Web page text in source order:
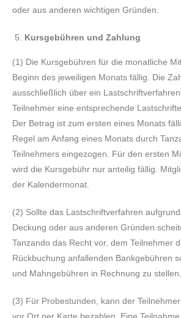
oder aus anderen wichtigen Gründen.
Kursgebühren und Zahlung
(1) Die Kursgebühren für die monatliche
Beginn des jeweiligen Monats fällig. Die
ausschließlich über ein
Teilnehmer eine entsprechende
Der Betrag ist zum ersten eines Monats
Regel am Anfang eines Monats durch
Teilnehmers eingezogen. Für den ersten
wird die Kursgebühr nur anteilig fällig.
der Kalendermonat.
(2) Sollte das Lastschriftverfahren
Deckung oder aus anderen Gründen
Tanzando das Recht vor, dem Teilnehmer
Rückbuchung anfallenden Bankgebühren
und Mahngebühren in Rechnung zu stellen.
(3) Für Probestunden, kann der
vor Ort per Karte bezahlen. Eine